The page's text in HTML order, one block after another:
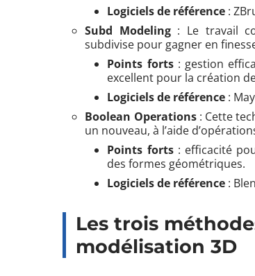
Logiciels de référence :
Subd Modeling: Le travail
subdivise pour gagner en
Points forts: gestion
excellent pour la création
Logiciels de référence :
Boolean Operations: Cette
un nouveau, à l’aide
Points forts: efficacité
des formes géométriques.
Logiciels de référence :
Les trois
modélisation 3D